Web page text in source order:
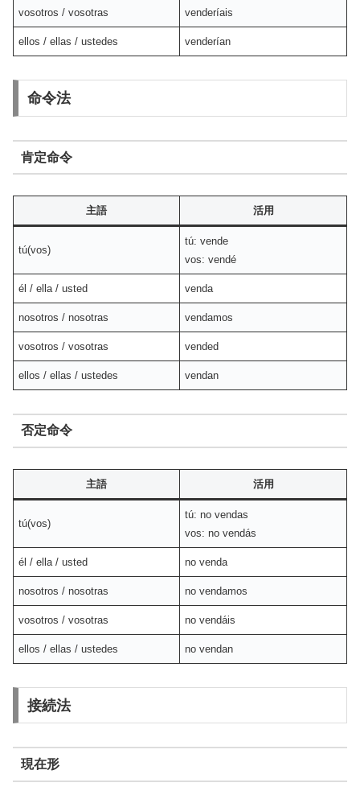
vosotros / vosotras venderíais
ellos / ellas / ustedes venderían
命令法
肯定命令
主語 活用
tú(vos)
tú: vende
vos: vendé
él / ella / usted venda
nosotros / nosotras vendamos
vosotros / vosotras vended
ellos / ellas / ustedes vendan
否定命令
主語 活用
tú(vos)
tú: no vendas
vos: no vendás
él / ella / usted no venda
nosotros / nosotras no vendamos
vosotros / vosotras no vendáis
ellos / ellas / ustedes no vendan
接続法
現在形